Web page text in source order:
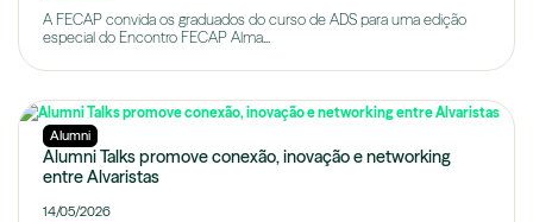
A FECAP convida os graduados do curso de ADS para uma edição
especial do Encontro FECAP Alma...
Alumni
Alumni Talks promove conexão, inovação e networking
entre Alvaristas
14/05/2026